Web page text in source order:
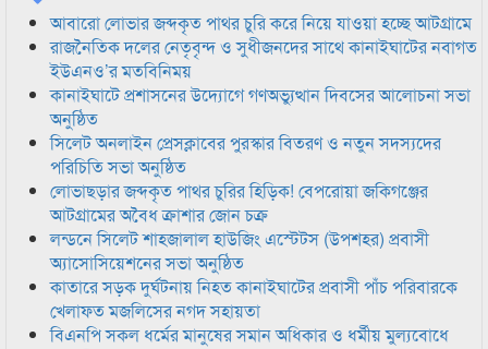
আবারো লোভার জব্দকৃত পাথর চুরি করে নিয়ে যাওয়া হচ্ছে আটগ্রামে
রাজনৈতিক দলের নেতৃবৃন্দ ও সুধীজনদের সাথে কানাইঘাটের নবাগত
ইউএনও’র মতবিনিময়
কানাইঘাটে প্রশাসনের উদ্যোগে গণঅভ্যুত্থান দিবসের আলোচনা সভা
অনুষ্ঠিত
সিলেট অনলাইন প্রেসক্লাবের পুরস্কার বিতরণ ও নতুন সদস্যদের
পরিচিতি সভা অনুষ্ঠিত
লোভাছড়ার জব্দকৃত পাথর চুরির হিড়িক! বেপরোয়া জকিগঞ্জের
আটগ্রামের অবৈধ ক্রাশার জোন চক্র
লন্ডনে সিলেট শাহজালাল হাউজিং এস্টেটস (উপশহর) প্রবাসী
অ্যাসোসিয়েশনের সভা অনুষ্ঠিত
কাতারে সড়ক দুর্ঘটনায় নিহত কানাইঘাটের প্রবাসী পাঁচ পরিবারকে
খেলাফত মজলিসের নগদ সহায়তা
বিএনপি সকল ধর্মের মানুষের সমান অধিকার ও ধর্মীয় মুল্যবোধে